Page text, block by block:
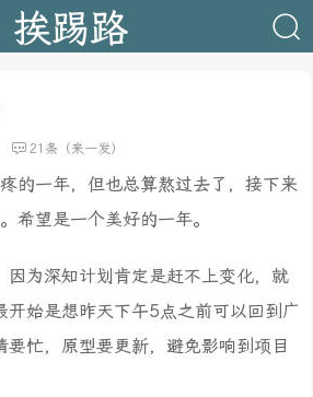
挨踢路
21条（来一发）
的一年，但也总算熬过去了，接下来
希望是一个美好的一年。
因为深知计划肯定是赶不上变化，就
开始是想昨天下午5点之前可以回到广
要忙，原型要更新，避免影响到项目